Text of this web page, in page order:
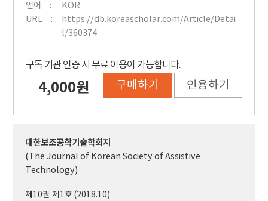
언어
KOR
URL
https://db.koreascholar.com/Article/Detai
l/360374
구독 기관 인증 시 무료 이용이 가능합니다.
4,000원 구매하기 인용하기
대한보조공학기술학회지
(The Journal of Korean Society of Assistive
Technology)
제10권 제1호 (2018.10)